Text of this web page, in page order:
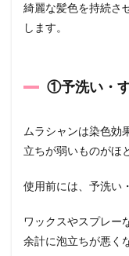
綺麗な髪色を持続さ
します。
①予洗い・
ムラシャンは染色効
立ちが弱いものがほ
使用前には、予洗い
ワックスやスプレー
余計に泡立ちが悪く